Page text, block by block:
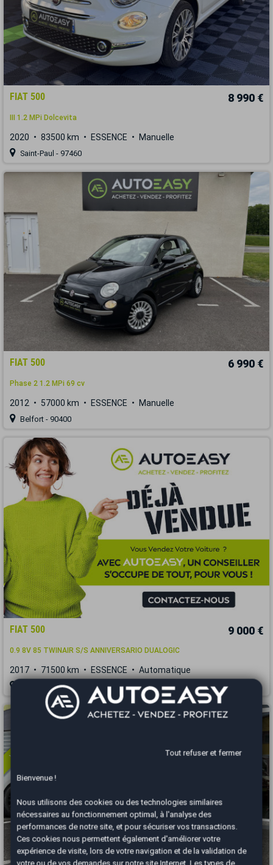
FIAT 500 8 990 €
III 1.2 MPi Dolcevita
2020 83500 km ESSENCE Manuelle
Saint-Paul - 97460
FIAT 500 6 990 €
Phase 2 1.2 MPi 69 cv
2012 57000 km ESSENCE Manuelle
Belfort - 90400
FIAT 500 9 000 €
0.9 8V 85 TWINAIR S/S ANNIVERSARIO DUALOGIC
2017 71500 km ESSENCE Automatique
Herblay - 95220
Vous arrivez trop tard Tout refuser et fermer
Bienvenue !
Nous utilisons des cookies ou des technologies similaires
nécessaires au fonctionnement optimal, à l'analyse des
performances de notre site, et pour sécuriser vos transactions.
Ces cookies nous permettent également d'améliorer votre
expérience de visite, lors de votre navigation et de la validation de
votre ou de vos demandes sur notre site Internet. Les types de